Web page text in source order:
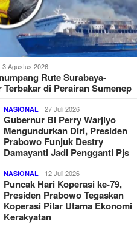
3 Agustus 2026
Rute Surabaya-
Terbakar di Perairan Sumenep
NASIONAL 27 Juli 2026
Gubernur BI Perry Warjiyo
Mengundurkan Diri, Presiden
Prabowo Funjuk Destry
Damayanti Jadi Pengganti Pjs
NASIONAL 12 Juli 2026
Puncak Hari Koperasi ke-79,
Presiden Prabowo Tegaskan
Koperasi Pilar Utama Ekonomi
Kerakyatan